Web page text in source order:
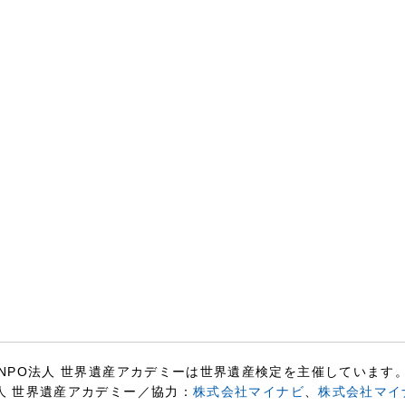
法人 世界遺産アカデミーは世界遺産検定を主催しています。
世界遺産アカデミー／協力： 株式会社マイナビ 、株式会社マイ